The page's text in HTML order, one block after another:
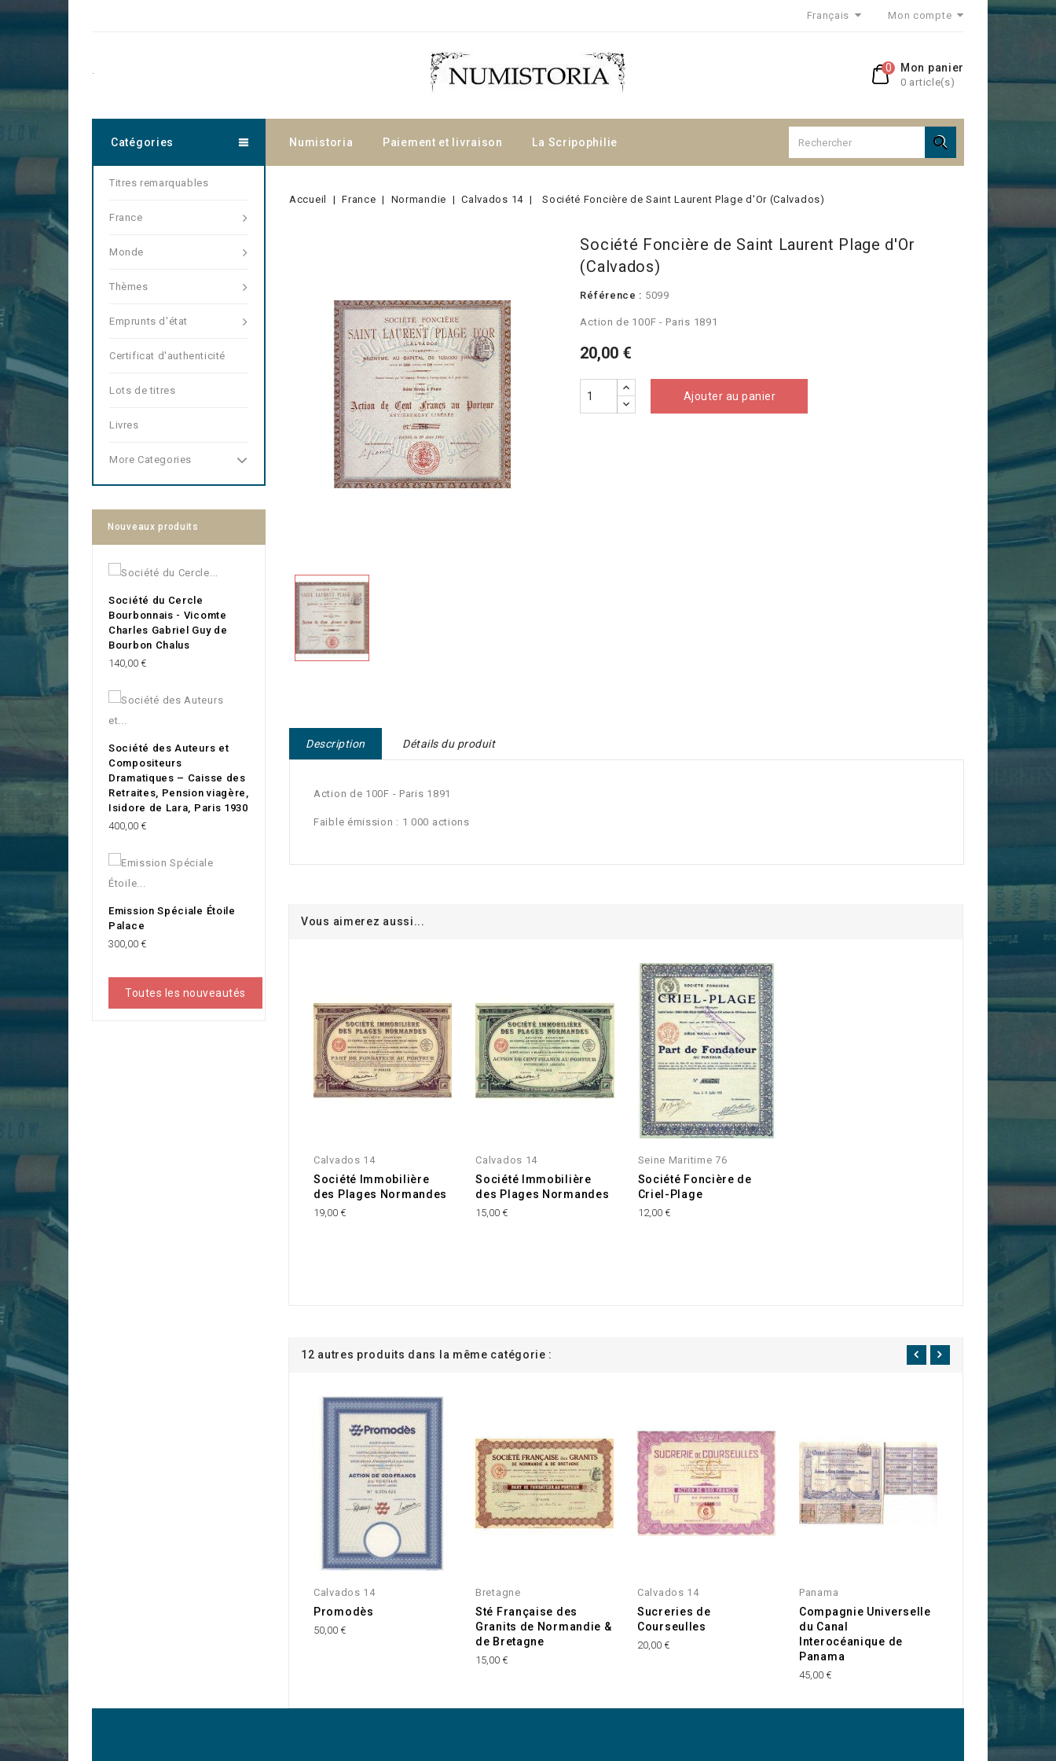
Français Mon compte
Mon panier
0 article(s)
0
.
Numistoria Paiement et livraison La Scripophilie 
Catégories
Titres remarquables
France
Monde
Thèmes
Emprunts d'état
Certificat d'authenticité
Lots de titres
Livres
More Categories
Nouveaux produits
Société du Cercle
Bourbonnais - Vicomte
Charles Gabriel Guy de
Bourbon Chalus
Prix
140,00 €
Société des Auteurs et
Compositeurs
Dramatiques – Caisse des
Retraites, Pension viagère,
Isidore de Lara, Paris 1930
Prix
400,00 €
Emission Spéciale Étoile
Palace
Prix
300,00 €
Toutes les nouveautés
Accueil France Normandie Calvados 14 Société Foncière de Saint Laurent Plage d'Or (Calvados)
Société Foncière de Saint Laurent Plage d'Or
(Calvados)
Référence : 5099
Action de 100F - Paris 1891
20,00 €
Ajouter au panier
Description Détails du produit
Action de 100F - Paris 1891
Faible émission : 1 000 actions
Vous aimerez aussi...
Calvados 14
Société Immobilière
des Plages Normandes
19,00 €
Calvados 14
Société Immobilière
des Plages Normandes
15,00 €
Seine Maritime 76
Société Foncière de
Criel-Plage
12,00 €
12 autres produits dans la même catégorie :
Calvados 14
Promodès
50,00 €
Bretagne
Sté Française des
Granits de Normandie &
de Bretagne
15,00 €
Calvados 14
Sucreries de
Courseulles
20,00 €
Panama
Compagnie Universelle
du Canal
Interocéanique de
Panama
45,00 €
Sté Hôtelière
Centres de